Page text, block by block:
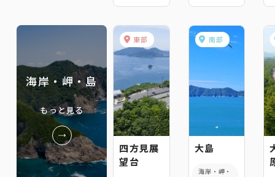
海岸・岬・島
もっと見る
東部
四方見展
望台
南部
大島
海岸・岬・